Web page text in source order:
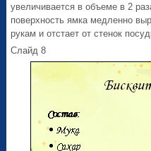
увеличивается в объеме в 2
поверхность ямка медленно
рукам и отстает от стенок
Слайд 8